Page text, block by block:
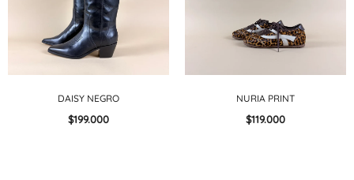
DAISY NEGRO
$199.000
NURIA PRINT
$119.000